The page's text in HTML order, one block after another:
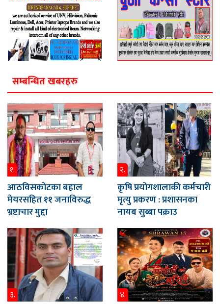
सम्बन्धित खबरहरु
१.
आठविसकोटका बहाल
मेयरसहित ११ जनाविरुद्ध
भ्रष्टाचार मुद्दा
२.
कृषि प्रयोगशालाकी कर्मचारी
मृत्यु प्रकरण : प्रशासनका
नायब सुब्बा पक्राउ
३. ४.